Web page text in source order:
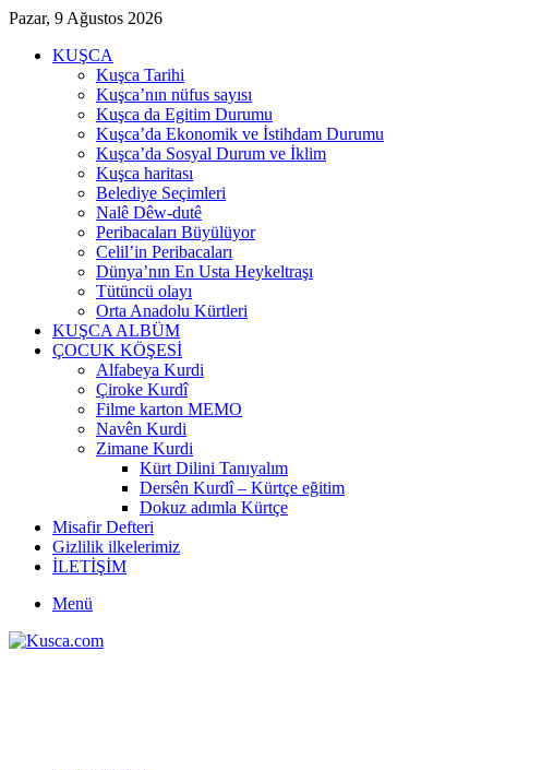
Pazar, 9 Ağustos 2026
KUŞCA
Kuşca Tarihi
Kuşca’nın nüfus sayısı
Kuşca da Egitim Durumu
Kuşca’da Ekonomik ve İstihdam Durumu
Kuşca’da Sosyal Durum ve İklim
Kuşca haritası
Belediye Seçimleri
Nalê Dêw-dutê
Peribacaları Büyülüyor
Celil’in Peribacaları
Dünya’nın En Usta Heykeltraşı
Tütüncü olayı
Orta Anadolu Kürtleri
KUŞCA ALBÜM
ÇOCUK KÖŞESİ
Alfabeya Kurdi
Çiroke Kurdî
Filme karton MEMO
Navên Kurdi
Zimane Kurdi
Kürt Dilini Tanıyalım
Dersên Kurdî – Kürtçe eğitim
Dokuz adımla Kürtçe
Misafir Defteri
Gizlilik ilkelerimiz
İLETİŞİM
Menü